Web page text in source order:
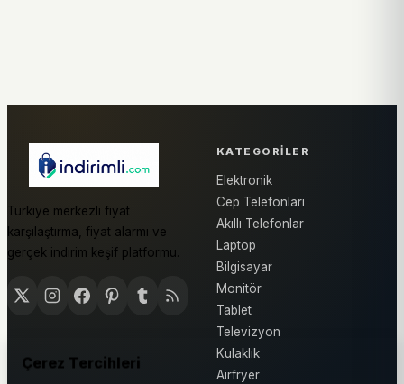
Türkiye merkezli fiyat
karşılaştırma, fiyat alarmı ve
gerçek indirim keşif platformu.
KATEGORILER
Elektronik
Cep Telefonları
Akıllı Telefonlar
Laptop
Bilgisayar
Monitör
Tablet
Televizyon
Kulaklık
Airfryer
Çerez Tercihleri